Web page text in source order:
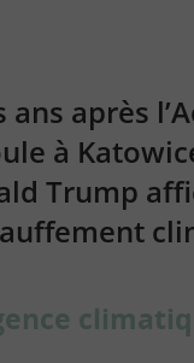
ans après
à
Trump